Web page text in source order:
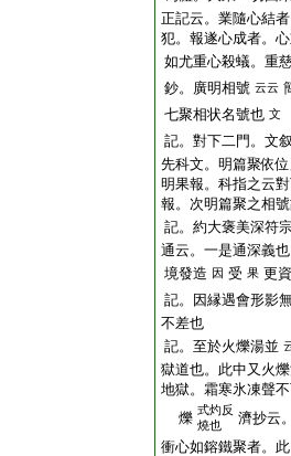
正記云。業隨心結
犯。報遂心成者。
如尤重心殺蟻。重
鈔。廣明相號 云云
七聚相状名號也 文
記。對下二門。文
先科文。明篇聚依
明果報。科指之云
報。次明篇聚之相
記。約大褒美深符
通云。一是通深義
境發造 因 受 果 更
記。因縁遇會形影
不差也
記。至於火爍湯並
獄道也。此中又火
地獄。霜寒氷凍聲
爍 式灼反
燒也
濟抄云
衝心如鎔鐵聚者。